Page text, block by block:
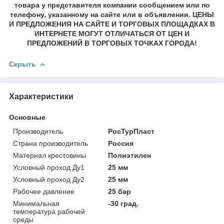
товара у представителя компании сообщением или по
телефону, указанному на сайте или в объявлении. ЦЕНЫ
И ПРЕДЛОЖЕНИЯ НА САЙТЕ И ТОРГОВЫХ ПЛОЩАДКАХ В
ИНТЕРНЕТЕ МОГУТ ОТЛИЧАТЬСЯ ОТ ЦЕН И
ПРЕДЛОЖЕНИЙ В ТОРГОВЫХ ТОЧКАХ ГОРОДА!
Скрыть
Характеристики
Основные
Производитель
РосТурПласт
Страна производитель
Россия
Материал крестовины
Полиэтилен
Условный проход Ду1
25 мм
Условный проход Ду2
25 мм
Рабочее давление
25 бар
Минимальная
температура рабочей
среды
-30 град.